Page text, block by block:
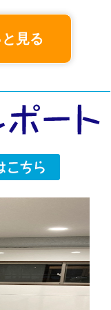
見る